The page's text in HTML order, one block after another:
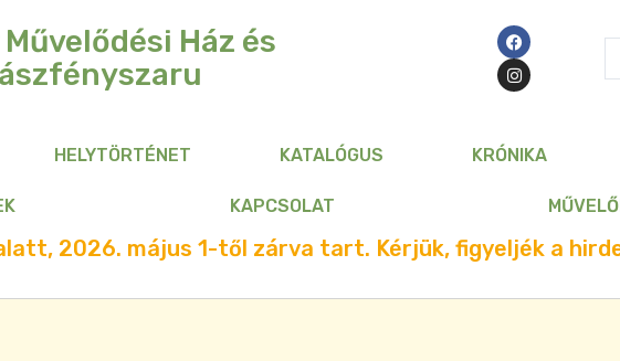
Ház és
HELYTÖRTÉNET KATALÓGUS KRÓNIKA
KAPCSOLAT
2026. május 1-től zárva tart. Kérjük, figyeljék a